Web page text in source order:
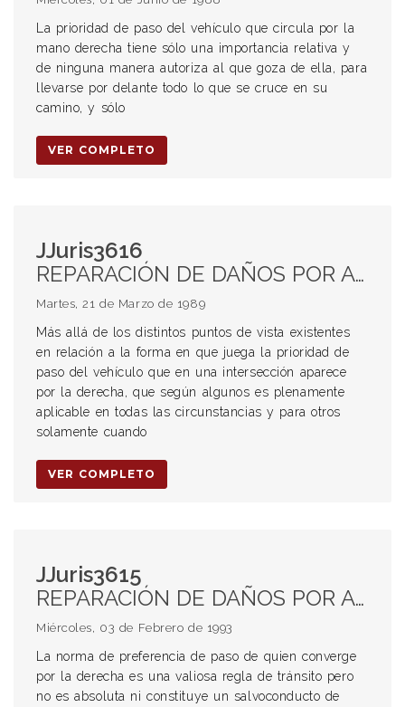
La prioridad de paso del vehículo que circula por la
mano derecha tiene sólo una importancia relativa y
de ninguna manera autoriza al que goza de ella, para
llevarse por delante todo lo que se cruce en su
camino, y sólo
VER COMPLETO
JJuris3616
REPARACIÓN DE DAÑOS POR ACCIDENTES DE TRÁNSITO. Culpabilidad Cruce de encrucijadas y bocacalles Prioridad de paso
Martes, 21 de Marzo de 1989
Más allá de los distintos puntos de vista existentes
en relación a la forma en que juega la prioridad de
paso del vehículo que en una intersección aparece
por la derecha, que según algunos es plenamente
aplicable en todas las circunstancias y para otros
solamente cuando
VER COMPLETO
JJuris3615
REPARACIÓN DE DAÑOS POR ACCIDENTES DE TRÁNSITO. Culpabilidad Cruce de encrucijadas y bocacalles Prioridad de paso
Miércoles, 03 de Febrero de 1993
La norma de preferencia de paso de quien converge
por la derecha es una valiosa regla de tránsito pero
no es absoluta ni constituye un salvoconducto de